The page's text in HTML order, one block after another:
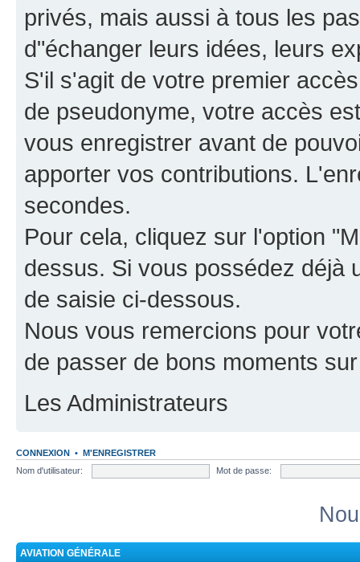
privés, mais aussi à tous les
d"échanger leurs idées, leurs
S'il s'agit de votre premier
de pseudonyme, votre accès
vous enregistrer avant de
apporter vos contributions.
secondes.
Pour cela, cliquez sur l'option
dessus. Si vous possédez déjà
de saisie ci-dessous.
Nous vous remercions pour
de passer de bons moments
Les Administrateurs
CONNEXION • M'ENREGISTRER
Nom d'utilisateur:
Mot de passe:
AVIATION GÉNÉRALE